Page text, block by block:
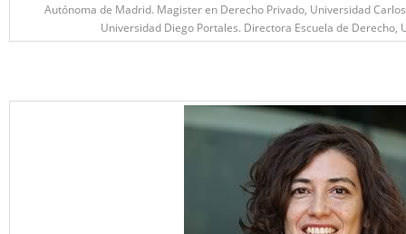
Autónoma de Madrid. Magister en Derecho Privado, Universidad
Universidad Diego Portales. Directora Escuela de Derecho,